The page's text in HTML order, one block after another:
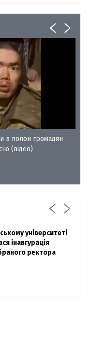
в полон громадян
(відео)
лікує, лише
біль»: сестра
"Азовсталі" Діанов
одружився та
фото з весілля
університеті
інавгурація
ректора